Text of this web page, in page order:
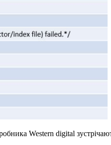
Western digital